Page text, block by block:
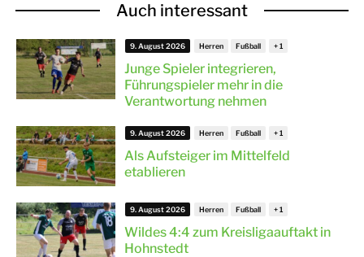
Auch interessant
Junge Spieler integrieren,
Führungspieler mehr in die
Verantwortung nehmen
9. August 2026 Herren Fußball
Als Aufsteiger im Mittelfeld
etablieren
9. August 2026 Herren Fußball
Wildes 4:4 zum Kreisligaauftakt in
Hohnstedt
9. August 2026 Herren Fußball